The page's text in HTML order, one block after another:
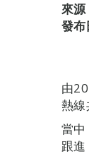
來源
發布
由
熱線
當
跟進